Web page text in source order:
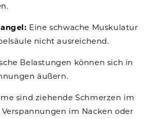
Eine schwache Muskulatur
nicht ausreichend.
Belastungen können sich in
äußern.
sind ziehende Schmerzen im
im Nacken oder